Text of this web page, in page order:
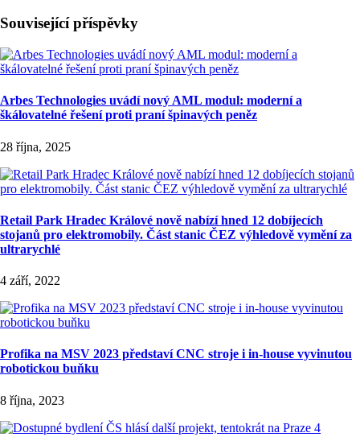
Související příspěvky
Arbes Technologies uvádí nový AML modul: moderní a
škálovatelné řešení proti praní špinavých peněz
28 října, 2025
Retail Park Hradec Králové nově nabízí hned 12 dobíjecích
stojanů pro elektromobily. Část stanic ČEZ výhledově vymění za
ultrarychlé
4 září, 2022
Profika na MSV 2023 představí CNC stroje i in-house vyvinutou
robotickou buňku
8 října, 2023